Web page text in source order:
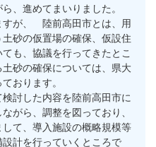
、進めてまいりました。
が、 陸前高田市とは、用
砂の仮置場の確保、仮設住
も、協議を行ってきたとこ
砂の確保については、県大
おります。
討した内容を陸前高田市に
がら、調整を図っており、
て、導入施設の概略規模等
計を行っていくところで